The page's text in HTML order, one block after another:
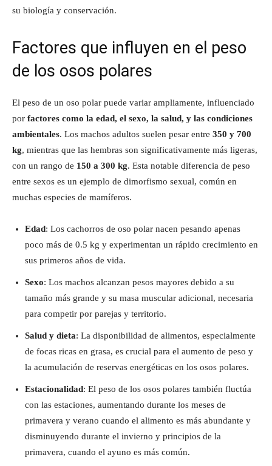
su biología y conservación.
Factores que influyen en el peso
de los osos polares
El peso de un oso polar puede variar ampliamente, influenciado
por factores como la edad, el sexo, la salud, y las condiciones
ambientales. Los machos adultos suelen pesar entre 350 y 700
kg, mientras que las hembras son significativamente más ligeras,
con un rango de 150 a 300 kg. Esta notable diferencia de peso
entre sexos es un ejemplo de dimorfismo sexual, común en
muchas especies de mamíferos.
Edad: Los cachorros de oso polar nacen pesando apenas
poco más de 0.5 kg y experimentan un rápido crecimiento en
sus primeros años de vida.
Sexo: Los machos alcanzan pesos mayores debido a su
tamaño más grande y su masa muscular adicional, necesaria
para competir por parejas y territorio.
Salud y dieta: La disponibilidad de alimentos, especialmente
de focas ricas en grasa, es crucial para el aumento de peso y
la acumulación de reservas energéticas en los osos polares.
Estacionalidad: El peso de los osos polares también fluctúa
con las estaciones, aumentando durante los meses de
primavera y verano cuando el alimento es más abundante y
disminuyendo durante el invierno y principios de la
primavera, cuando el ayuno es más común.